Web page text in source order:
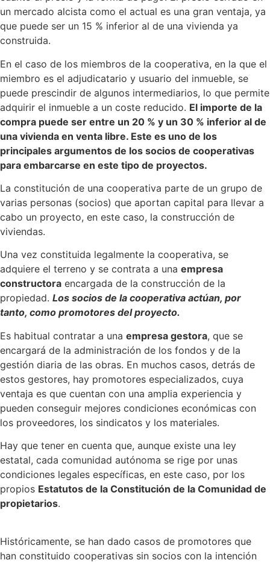
un mercado alcista como el actual es una gran ventaja, ya
que puede ser un 15 % inferior al de una vivienda ya
construida.
En el caso de los miembros de la cooperativa, en la que el
miembro es el adjudicatario y usuario del inmueble, se
puede prescindir de algunos intermediarios, lo que permite
adquirir el inmueble a un coste reducido. El importe de la
compra puede ser entre un 20 % y un 30 % inferior al de
una vivienda en venta libre. Este es uno de los
principales argumentos de los socios de cooperativas
para embarcarse en este tipo de proyectos.
La constitución de una cooperativa parte de un grupo de
varias personas (socios) que aportan capital para llevar a
cabo un proyecto, en este caso, la construcción de
viviendas.
Una vez constituida legalmente la cooperativa, se
adquiere el terreno y se contrata a una empresa
constructora encargada de la construcción de la
propiedad. Los socios de la cooperativa actúan, por
tanto, como promotores del proyecto.
Es habitual contratar a una empresa gestora, que se
encargará de la administración de los fondos y de la
gestión diaria de las obras. En muchos casos, detrás de
estos gestores, hay promotores especializados, cuya
ventaja es que cuentan con una amplia experiencia y
pueden conseguir mejores condiciones económicas con
los proveedores, los sindicatos y los materiales.
Hay que tener en cuenta que, aunque existe una ley
estatal, cada comunidad autónoma se rige por unas
condiciones legales específicas, en este caso, por los
propios Estatutos de la Constitución de la Comunidad de
propietarios.
Históricamente, se han dado casos de promotores que
han constituido cooperativas sin socios con la intención